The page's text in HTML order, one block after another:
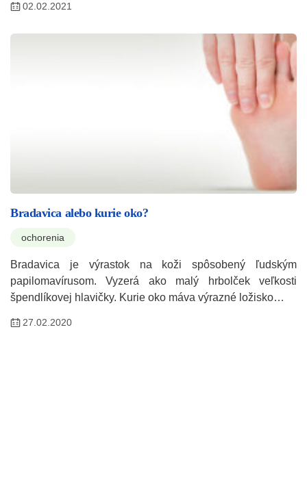
02.02.2021
Bradavica alebo kurie oko?
ochorenia
Bradavica je výrastok na koži spôsobený ľudským
papilomavírusom. Vyzerá ako malý hrbolček veľkosti
špendlíkovej hlavičky. Kurie oko máva výrazné ložisko…
27.02.2020